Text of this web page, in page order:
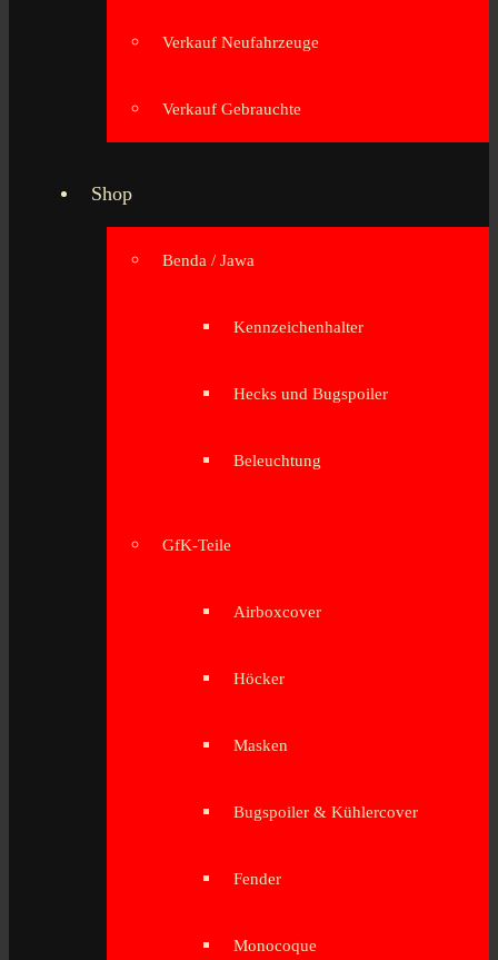
Verkauf Neufahrzeuge
Verkauf Gebrauchte
Shop
Benda / Jawa
Kennzeichenhalter
Hecks und Bugspoiler
Beleuchtung
GfK-Teile
Airboxcover
Höcker
Masken
Bugspoiler & Kühlercover
Fender
Monocoque